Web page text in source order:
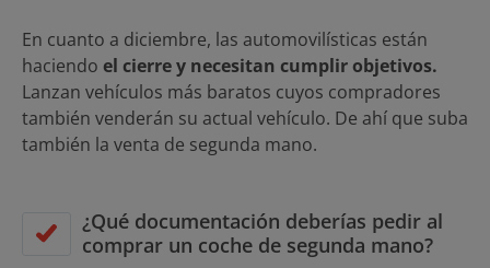
En cuanto a diciembre, las automovilísticas están
haciendo el cierre y necesitan cumplir objetivos.
Lanzan vehículos más baratos cuyos compradores
también venderán su actual vehículo. De ahí que suba
también la venta de segunda mano.
¿Qué documentación deberías pedir al
comprar un coche de segunda mano?